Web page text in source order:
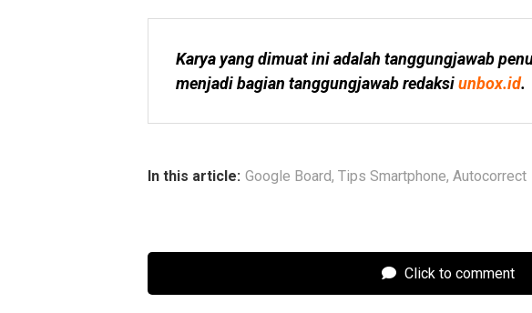
Karya yang dimuat ini adalah tanggungjawab
menjadi bagian tanggungjawab redaksi unbox.id.
In this article: Google Board, Tips Smartphone, Autocorrect
Click to comment